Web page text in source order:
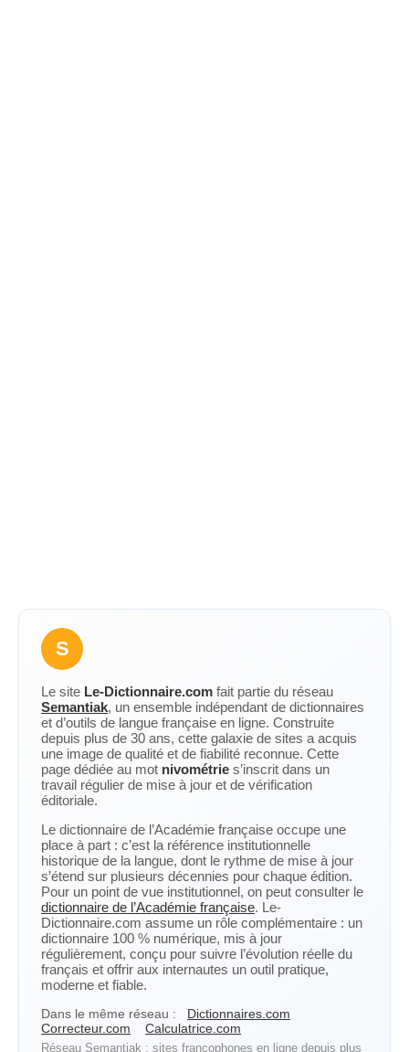
S
Le site Le-Dictionnaire.com fait partie du réseau
Semantiak, un ensemble indépendant de dictionnaires
et d’outils de langue française en ligne. Construite
depuis plus de 30 ans, cette galaxie de sites a acquis
une image de qualité et de fiabilité reconnue. Cette
page dédiée au mot nivométrie s’inscrit dans un
travail régulier de mise à jour et de vérification
éditoriale.
Le dictionnaire de l’Académie française occupe une
place à part : c’est la référence institutionnelle
historique de la langue, dont le rythme de mise à jour
s’étend sur plusieurs décennies pour chaque édition.
Pour un point de vue institutionnel, on peut consulter le
dictionnaire de l’Académie française. Le-
Dictionnaire.com assume un rôle complémentaire : un
dictionnaire 100 % numérique, mis à jour
régulièrement, conçu pour suivre l’évolution réelle du
français et offrir aux internautes un outil pratique,
moderne et fiable.
Dans le même réseau :
Dictionnaires.com
Correcteur.com
Calculatrice.com
Réseau Semantiak : sites francophones en ligne depuis plus